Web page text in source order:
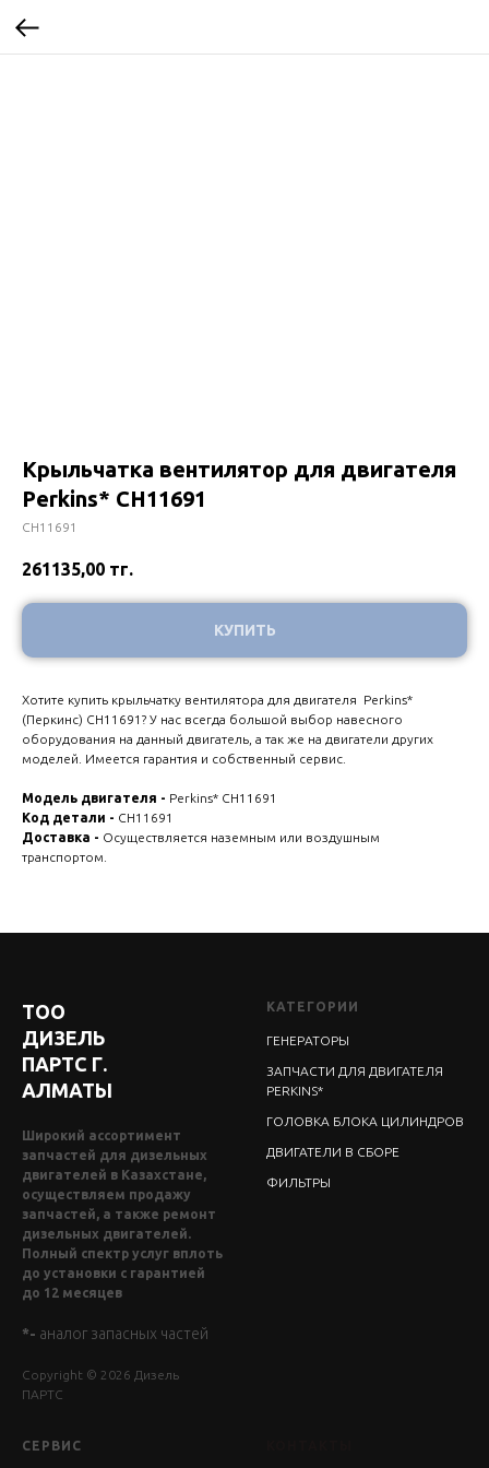
Крыльчатка вентилятор для двигателя
Perkins* CH11691
CH11691
261135,00 тг.
КУПИТЬ
Хотите купить крыльчатку вентилятора для двигателя Perkins*
(Перкинс) CH11691? У нас всегда большой выбор навесного
оборудования на данный двигатель, а так же на двигатели других
моделей. Имеется гарантия и собственный сервис.
Модель двигателя - Perkins* CH11691
Код детали - CH11691
Доставка - Осуществляется наземным или воздушным
транспортом.
ТОО
ДИЗЕЛЬ
ПАРТС Г.
АЛМАТЫ
Широкий ассортимент
запчастей для дизельных
двигателей в Казахстане,
осуществляем продажу
запчастей, а также ремонт
дизельных двигателей.
Полный спектр услуг вплоть
до установки с гарантией
до 12 месяцев
*- аналог запасных частей
Copyright © 2026 Дизель
ПАРТС
КАТЕГОРИИ
ГЕНЕРАТОРЫ
ЗАПЧАСТИ ДЛЯ ДВИГАТЕЛЯ
PERKINS*
ГОЛОВКА БЛОКА ЦИЛИНДРОВ
ДВИГАТЕЛИ В СБОРЕ
ФИЛЬТРЫ
СЕРВИС